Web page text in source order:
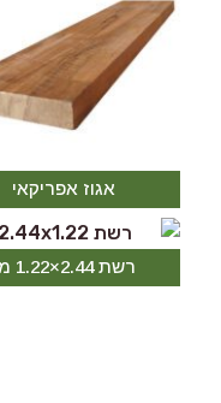
אגוז אפריקאי
רשת 2.44×1.22 מ׳